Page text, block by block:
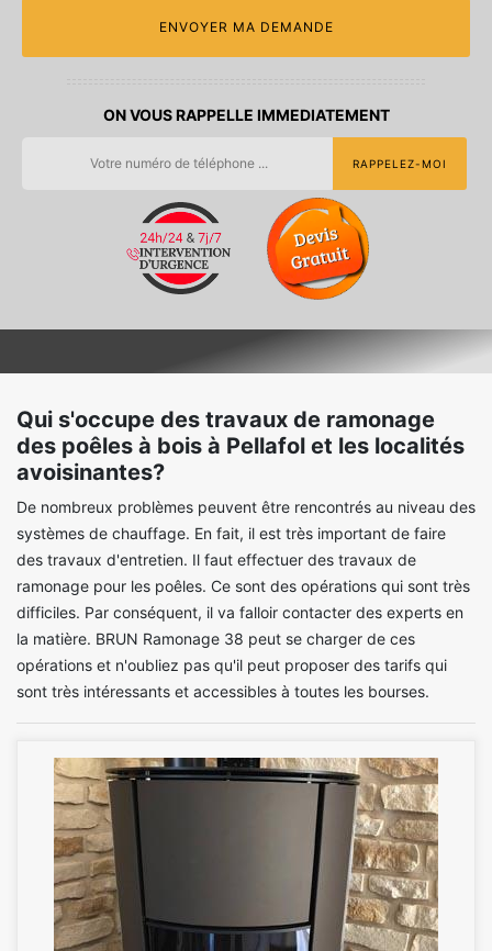
ON VOUS RAPPELLE IMMEDIATEMENT
Qui s'occupe des travaux de ramonage
des poêles à bois à Pellafol et les localités
avoisinantes?
De nombreux problèmes peuvent être rencontrés au niveau des
systèmes de chauffage. En fait, il est très important de faire
des travaux d'entretien. Il faut effectuer des travaux de
ramonage pour les poêles. Ce sont des opérations qui sont très
difficiles. Par conséquent, il va falloir contacter des experts en
la matière. BRUN Ramonage 38 peut se charger de ces
opérations et n'oubliez pas qu'il peut proposer des tarifs qui
sont très intéressants et accessibles à toutes les bourses.